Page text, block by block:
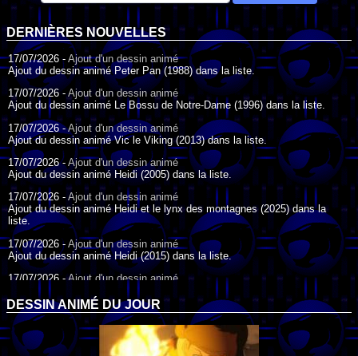
DERNIÈRES NOUVELLES
17/07/2026 - Ajout d'un dessin animé
Ajout du dessin animé Peter Pan (1988) dans la liste.
17/07/2026 -Ajout d'un dessin animé
Ajout du dessin animé Le Bossu de Notre-Dame (1996) dans la liste.
17/07/2026 -Ajout d'un dessin animé
Ajout du dessin animé Vic le Viking (2013) dans la liste.
17/07/2026 - Ajout d'un dessin animé
Ajout du dessin animé Heidi (2005) dans la liste.
17/07/2026 - Ajout d'un dessin animé
Ajout du dessin animé Heidi et le lynx des montagnes (2025) dans la
liste.
17/07/2026 - Ajout d'un dessin animé
Ajout du dessin animé Heidi (2015) dans la liste.
17/07/2026 -Ajout d'un dessin animé
Ajout du dessin animé Heidi (1995) dans la liste.
09/07/2026 -Ajout d'un dessin animé
Ajout du dessin animé Genki l'Aventurier de la Chance (2006) dans la
liste.
DESSIN ANIMÉ DU JOUR